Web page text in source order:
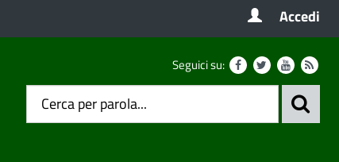
Accedi
Seguici su: